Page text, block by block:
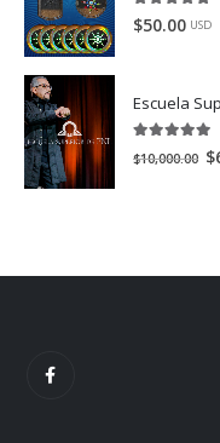
5.00 de 5
$50.00 USD
Escuela
$10,000.00 $